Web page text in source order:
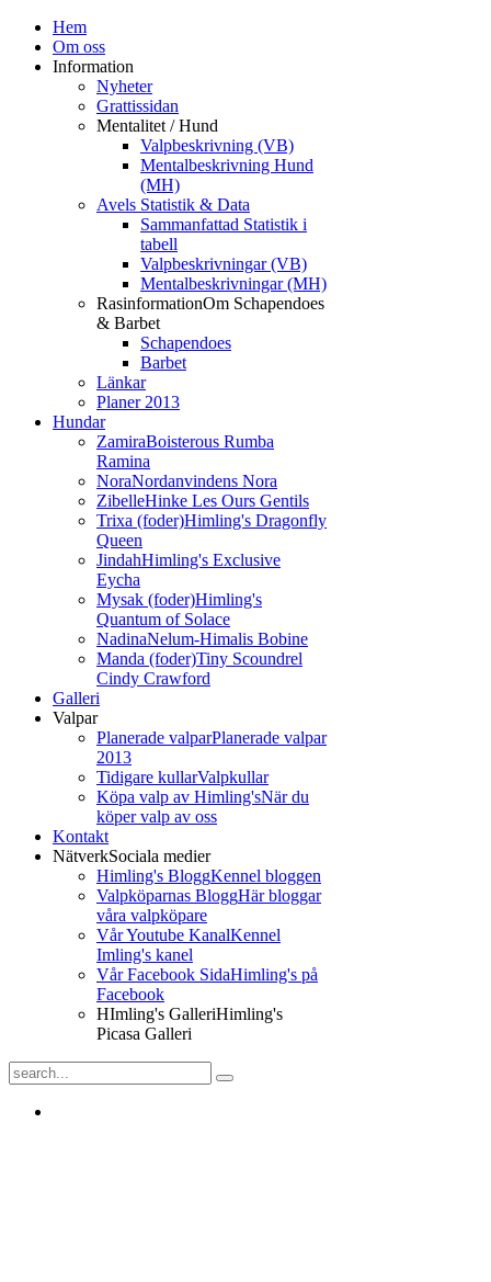
Hem
Om oss
Information
Nyheter
Grattissidan
Mentalitet / Hund
Valpbeskrivning (VB)
Mentalbeskrivning Hund
(MH)
Avels Statistik & Data
Sammanfattad Statistik i
tabell
Valpbeskrivningar (VB)
Mentalbeskrivningar (MH)
RasinformationOm Schapendoes
& Barbet
Schapendoes
Barbet
Länkar
Planer 2013
Hundar
ZamiraBoisterous Rumba
Ramina
NoraNordanvindens Nora
ZibelleHinke Les Ours Gentils
Trixa (foder)Himling's Dragonfly
Queen
JindahHimling's Exclusive
Eycha
Mysak (foder)Himling's
Quantum of Solace
NadinaNelum-Himalis Bobine
Manda (foder)Tiny Scoundrel
Cindy Crawford
Galleri
Valpar
Planerade valparPlanerade valpar
2013
Tidigare kullarValpkullar
Köpa valp av Himling'sNär du
köper valp av oss
Kontakt
NätverkSociala medier
Himling's BloggKennel bloggen
Valpköparnas BloggHär bloggar
våra valpköpare
Vår Youtube KanalKennel
Imling's kanel
Vår Facebook SidaHimling's på
Facebook
HImling's GalleriHimling's
Picasa Galleri